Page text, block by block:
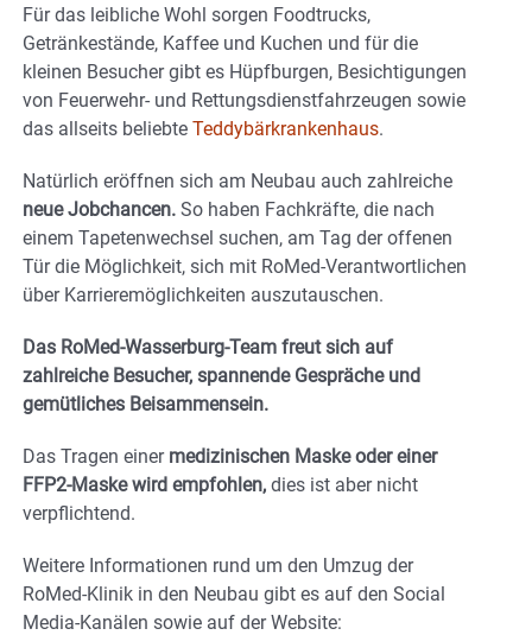
Für das leibliche Wohl sorgen Foodtrucks,
Getränkestände, Kaffee und Kuchen und für die
kleinen Besucher gibt es Hüpfburgen, Besichtigungen
von Feuerwehr- und Rettungsdienstfahrzeugen sowie
das allseits beliebte Teddybärkrankenhaus.
Natürlich eröffnen sich am Neubau auch zahlreiche
neue Jobchancen. So haben Fachkräfte, die nach
einem Tapetenwechsel suchen, am Tag der offenen
Tür die Möglichkeit, sich mit RoMed-Verantwortlichen
über Karrieremöglichkeiten auszutauschen.
Das RoMed-Wasserburg-Team freut sich auf
zahlreiche Besucher, spannende Gespräche und
gemütliches Beisammensein.
Das Tragen einer medizinischen Maske oder einer
FFP2-Maske wird empfohlen, dies ist aber nicht
verpflichtend.
Weitere Informationen rund um den Umzug der
RoMed-Klinik in den Neubau gibt es auf den Social
Media-Kanälen sowie auf der Website: